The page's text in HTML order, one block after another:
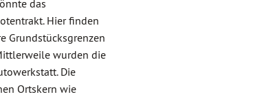
das
Hier finden
Grundstücksgrenzen
wurden die
Die
Ortskern wie